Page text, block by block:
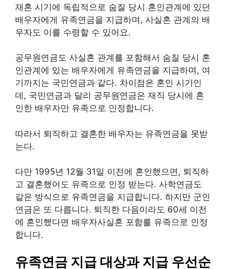
재혼 시기에 독립적으로 숨질 당시 혼인관계에 있던
배우자에게 유족연금을 지급하며, 사실혼 관계의 배
우자도 이를 수령할 수 있어요.
공무원연금도 사실혼 관계를 포함해서 숨질 당시 혼
인관계에 있는 배우자에게 유족연금을 지급하며, 여
기까지는 국민연금과 같다. 차이점은 혼인 시기인
데, 국민연금과 달리 공무원연금은 재직 당시에 혼
인한 배우자만 유족으로 인정합니다.
따라서 퇴직하고 결혼한 배우자는 유족연금을 못받
는다.
다만 1995년 12월 31일 이전에 혼인했으면, 퇴직하
고 결혼했어도 유족으로 인정 받는다. 사학연금도
같은 방식으로 유족연금을 지급합니다. 하지만 군인
연금은 또 다릅니다. 퇴직한 다음이라도 60세 이전
에 혼인했다면 배우자사실혼 포함를 유족으로 인정
합니다.
유족연금 지급 대상과 지급 우선순